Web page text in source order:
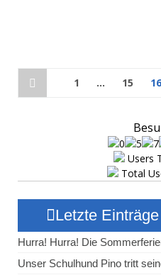
1 … 15 16
Users
Total
Letzte Einträge
Hurra! Hurra! Die
Unser Schulhund Pino tritt